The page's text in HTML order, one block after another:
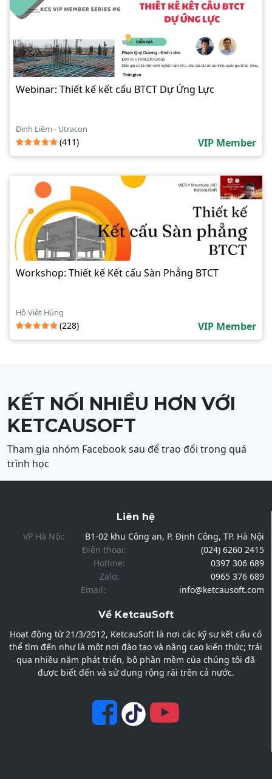
Webinar: Thiết kế kết cấu BTCT Dự Ứng Lực
Đinh Liêm - Utracon
(411) VIP Member
Workshop: Thiết kế Kết cấu Sàn Phẳng BTCT
Hồ Việt Hùng
(228) VIP Member
KẾT NỐI NHIỀU HƠN VỚI
KETCAUSOFT
Tham gia nhóm Facebook sau để trao đổi trong quá
trình học
Liên hệ
VP Hà Nội:
B1-02 khu Công an, P. Định Công, TP. Hà Nội
Điện thoại:
(024) 6260 2415
Hotline:
0397 306 689
Zalo:
0965 376 689
Email:
info@ketcausoft.com
Về KetcauSoft
Hoạt động từ 21/3/2012, KetcauSoft là nơi các kỹ sư kết cấu có
thể tìm đến như là một nơi đào tạo và nâng cao kiến thức; trải
qua nhiều năm phát triển, bộ phần mềm của chúng tôi đã
được biết đến và sử dụng rộng rãi trên cả nước.